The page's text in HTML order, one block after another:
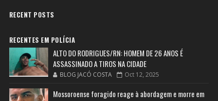
RECENT POSTS
RECENTES EM POLÍCIA
ALTO DO RODRIGUES/RN: HOMEM DE 26 ANOS É
ASSASSINADO A TIROS NA CIDADE
BLOG JACÓ COSTA Oct 12, 2025
Mossoroense foragido reage à abordagem e morre em